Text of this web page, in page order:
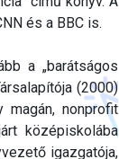
és a BBC is.
a „barátságos
(2000)
nonprofit
középiskolába
igazgatója,